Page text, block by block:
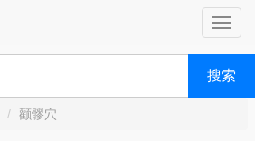
搜索
颧髎穴